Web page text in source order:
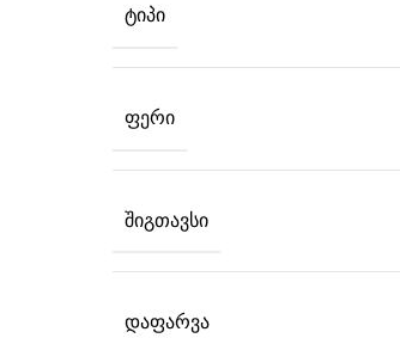
ᲢᲘᲞᲘ
ᲤᲔᲠᲘ
ᲨᲘᲒᲗᲐᲕᲡᲘ
ᲓᲐᲤᲐᲠᲕᲐ